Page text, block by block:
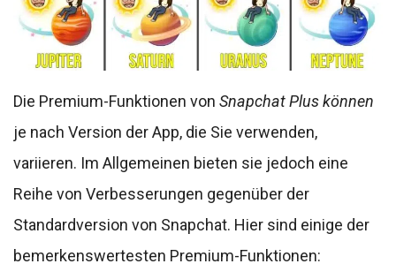
Die Premium-Funktionen von Snapchat Plus können
je nach Version der App, die Sie verwenden,
variieren. Im Allgemeinen bieten sie jedoch eine
Reihe von Verbesserungen gegenüber der
Standardversion von Snapchat. Hier sind einige der
bemerkenswertesten Premium-Funktionen: